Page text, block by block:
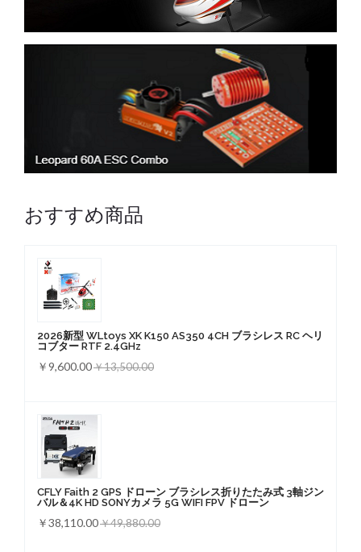
おすすめ商品
2026新型 WLtoys XK K150 AS350 4CH ブラシレス RC ヘリ
コブター RTF 2.4GHz
￥9,600.00￥13,500.00
CFLY Faith 2 GPS ドローン ブラシレス折りたたみ式 3軸ジン
バル＆4K HD SONYカメラ 5G WIFI FPV ドローン
￥38,110.00￥49,880.00